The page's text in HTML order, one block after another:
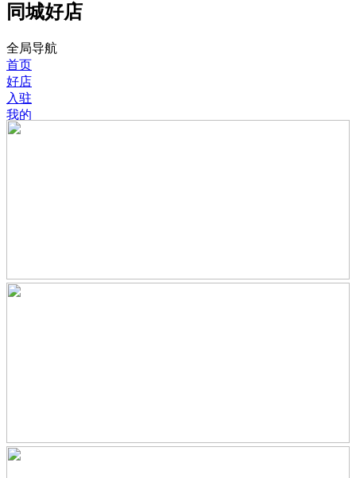
同城好店
全局导航
首页
好店
入驻
我的